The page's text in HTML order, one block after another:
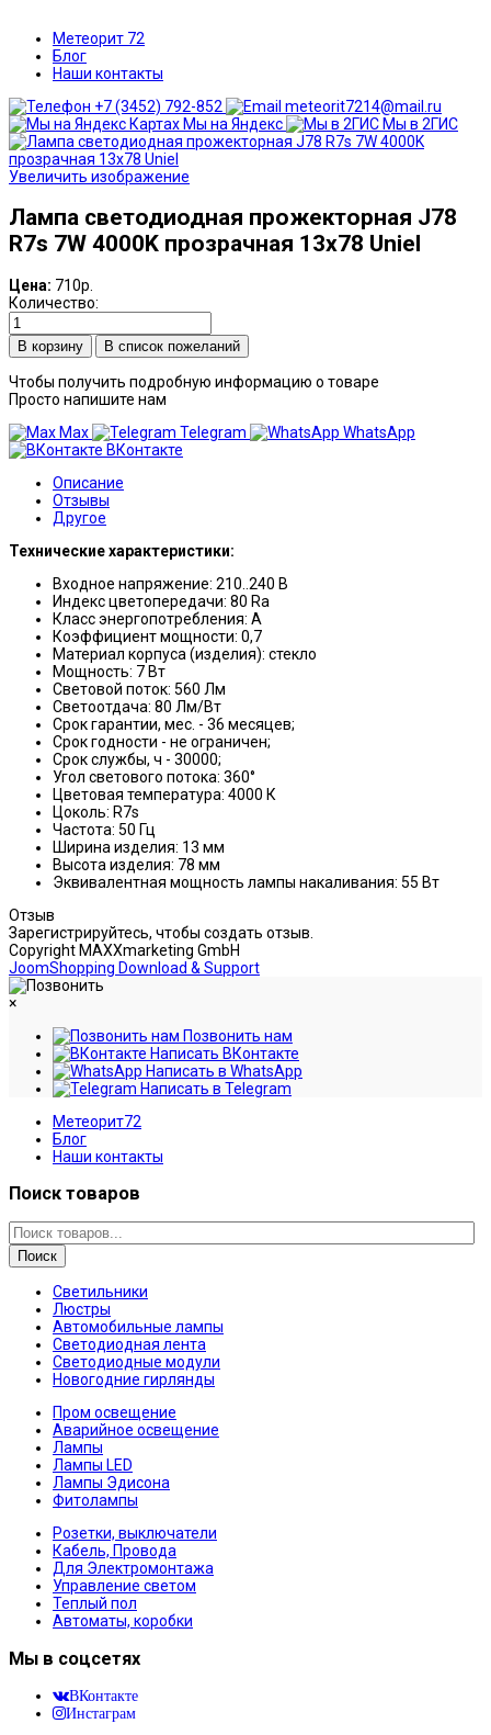
Метеорит 72
Блог
Наши контакты
+7 (3452) 792-852
meteorit7214@mail.ru
Мы на Яндекс
Мы в 2ГИС
Увеличить изображение
Лампа светодиодная прожекторная J78
R7s 7W 4000K прозрачная 13x78 Uniel
Цена: 710р.
Количество:
В список пожеланий
Чтобы получить подробную информацию о товаре
Просто напишите нам
Max
Telegram
WhatsApp
ВКонтакте
Описание
Отзывы
Другое
Технические характеристики:
Входное напряжение: 210..240 В
Индекс цветопередачи: 80 Ra
Класс энергопотребления: A
Коэффициент мощности: 0,7
Материал корпуса (изделия): стекло
Мощность: 7 Вт
Световой поток: 560 Лм
Светоотдача: 80 Лм/Вт
Срок гарантии, мес. - 36 месяцев;
Срок годности - не ограничен;
Срок службы, ч - 30000;
Угол светового потока: 360°
Цветовая температура: 4000 К
Цоколь: R7s
Частота: 50 Гц
Ширина изделия: 13 мм
Высота изделия: 78 мм
Эквивалентная мощность лампы накаливания: 55 Вт
Отзыв
Зарегистрируйтесь, чтобы создать отзыв.
Copyright MAXXmarketing GmbH
JoomShopping Download & Support
×
Позвонить нам
Написать ВКонтакте
Написать в WhatsApp
Написать в Telegram
Метеорит72
Блог
Наши контакты
Поиск товаров
Поиск
Светильники
Люстры
Автомобильные лампы
Светодиодная лента
Светодиодные модули
Новогодние гирлянды
Пром освещение
Аварийное освещение
Лампы
Лампы LED
Лампы Эдисона
Фитолампы
Розетки, выключатели
Кабель, Провода
Для Электромонтажа
Управление светом
Теплый пол
Автоматы, коробки
Мы в соцсетях
ВКонтакте
Инстаграм